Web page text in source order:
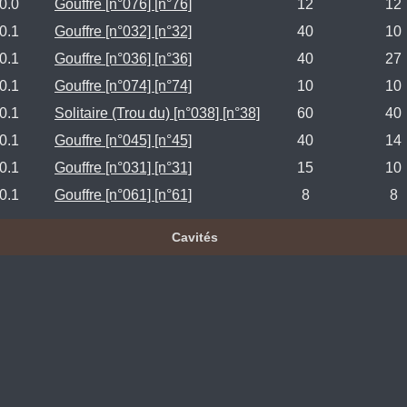
0.0
Gouffre [n°076] [n°76] 12
12
0.1
Gouffre [n°032] [n°32] 40
10
0.1
Gouffre [n°036] [n°36] 40
27
0.1
Gouffre [n°074] [n°74] 10
10
0.1
Solitaire (Trou du) [n°038] [n°38] 60
40
0.1
Gouffre [n°045] [n°45] 40
14
0.1
Gouffre [n°031] [n°31] 15
10
0.1
Gouffre [n°061] [n°61] 8 8
Cavités